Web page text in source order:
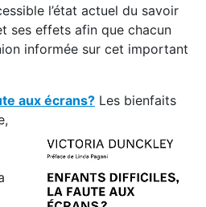
l’état actuel du savoir
ses effets afin que chacun
informée sur cet important
aux écrans? Les bienfaits